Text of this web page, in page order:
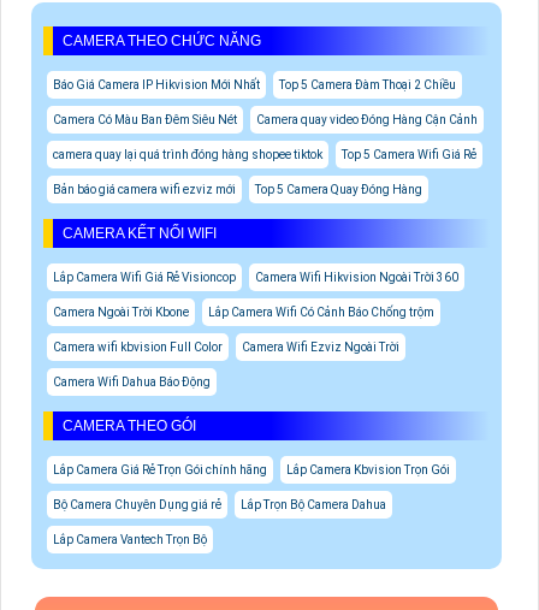
CAMERA THEO CHỨC NĂNG
Báo Giá Camera IP Hikvision Mới Nhất Top 5 Camera Đàm Thoại 2 Chiều
Camera Có Màu Ban Đêm Siêu Nét Camera quay video Đóng Hàng Cận Cảnh
camera quay lại quá trình đóng hàng shopee tiktok Top 5 Camera Wifi Giá Rẻ
Bản báo giá camera wifi ezviz mới Top 5 Camera Quay Đóng Hàng
CAMERA KẾT NỐI WIFI
Lắp Camera Wifi Giá Rẻ Visioncop Camera Wifi Hikvision Ngoài Trời 360
Camera Ngoài Trời Kbone Lắp Camera Wifi Có Cảnh Báo Chống trộm
Camera wifi kbvision Full Color Camera Wifi Ezviz Ngoài Trời
Camera Wifi Dahua Báo Động
CAMERA THEO GÓI
Lắp Camera Giá Rẻ Trọn Gói chính hãng Lắp Camera Kbvision Trọn Gói
Bộ Camera Chuyên Dụng giá rẻ Lắp Trọn Bộ Camera Dahua
Lắp Camera Vantech Trọn Bộ